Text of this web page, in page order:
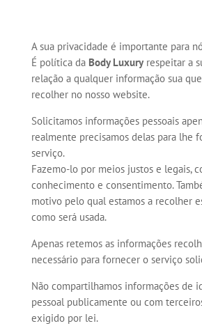
A sua privacidade é importante para
É política da Body Luxuryrespeitar a
relação a qualquer informação sua
recolher no nosso website.
Solicitamos informações pessoais
realmente precisamos delas para lhe
serviço.
Fazemo-lo por meios justos e legais,
conhecimento e consentimento.
motivo pelo qual estamos a recolher
como será usada.
Apenas retemos as informações
necessário para fornecer o serviço
Não compartilhamos informações de
pessoal publicamente ou com
exigido por lei.